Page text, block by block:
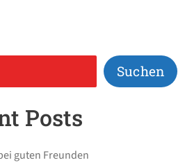
Suchen
Posts
guten Freunden